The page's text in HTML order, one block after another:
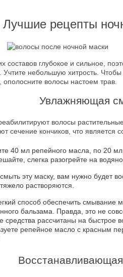
Лучшие рецепты
составов глубокое и сильное,
небольшую хитрость.
ополосните волосы настоем трав.
Увлажняющая
волосы
сечение кончиков, что является
40 мл репейного масла, по 20
слегка разогрейте на
эту маску, вам нужно будет
растворяются.
способ обеспечить смывание
бальзама. Правда, это не
средства рассчитаны на быстрое
репейное масло с красным